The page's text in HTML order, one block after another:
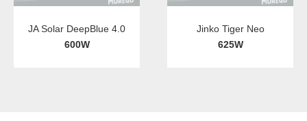
JA Solar DeepBlue 4.0
600W
Jinko Tiger Neo
625W